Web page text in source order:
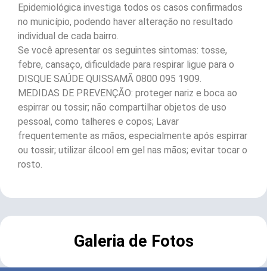
Epidemiológica investiga todos os casos confirmados
no município, podendo haver alteração no resultado
individual de cada bairro.
Se você apresentar os seguintes sintomas: tosse,
febre, cansaço, dificuldade para respirar ligue para o
DISQUE SAÚDE QUISSAMÃ 0800 095 1909.
MEDIDAS DE PREVENÇÃO: proteger nariz e boca ao
espirrar ou tossir; não compartilhar objetos de uso
pessoal, como talheres e copos; Lavar
frequentemente as mãos, especialmente após espirrar
ou tossir; utilizar álcool em gel nas mãos; evitar tocar o
rosto.
Galeria de Fotos